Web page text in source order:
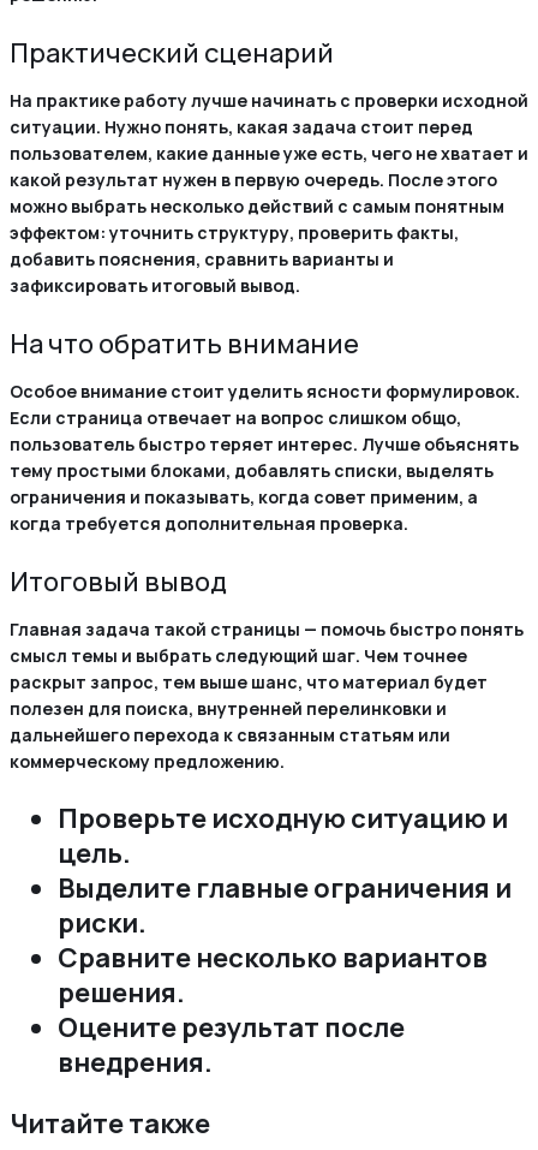
Практический сценарий
На практике работу лучше начинать с проверки исходной
ситуации. Нужно понять, какая задача стоит перед
пользователем, какие данные уже есть, чего не хватает и
какой результат нужен в первую очередь. После этого
можно выбрать несколько действий с самым понятным
эффектом: уточнить структуру, проверить факты,
добавить пояснения, сравнить варианты и
зафиксировать итоговый вывод.
На что обратить внимание
Особое внимание стоит уделить ясности формулировок.
Если страница отвечает на вопрос слишком общо,
пользователь быстро теряет интерес. Лучше объяснять
тему простыми блоками, добавлять списки, выделять
ограничения и показывать, когда совет применим, а
когда требуется дополнительная проверка.
Итоговый вывод
Главная задача такой страницы — помочь быстро понять
смысл темы и выбрать следующий шаг. Чем точнее
раскрыт запрос, тем выше шанс, что материал будет
полезен для поиска, внутренней перелинковки и
дальнейшего перехода к связанным статьям или
коммерческому предложению.
Проверьте исходную ситуацию и
цель.
Выделите главные ограничения и
риски.
Сравните несколько вариантов
решения.
Оцените результат после
внедрения.
Читайте также